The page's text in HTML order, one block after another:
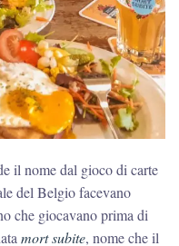
il nome dal gioco di carte
del Belgio facevano
che giocavano prima di
mort subite, nome che il